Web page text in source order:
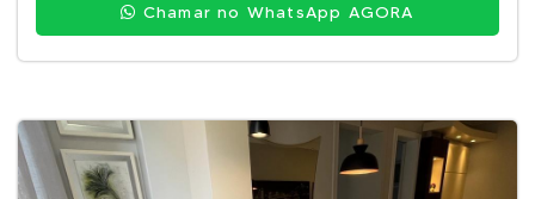
Chamar no WhatsApp AGORA